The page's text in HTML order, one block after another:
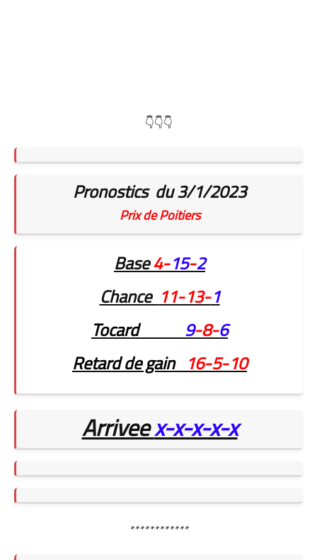
👇👇👇
Pronostics du 3/1/2023
Prix de Poitiers
Base4-15-2
Chance11-13-1
Tocard
9-8-6
Retard de gain16-5-10
Arriveex-x-x-x-x
************